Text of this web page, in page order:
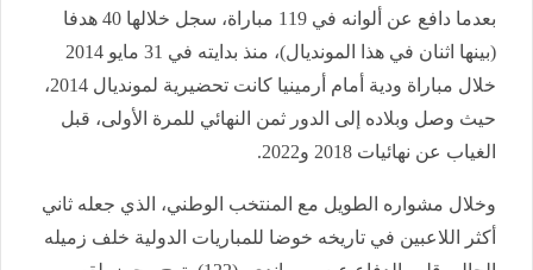
بعدما دافع عن ألوانه في 119 مباراة، سجل خلالها 40 هدفا
(بينها اثنان في هذا المونديال)، منذ بدايته في 31 مايو 2014
خلال مباراة ودية أمام أرمينيا كانت تحضيرية لمونديال 2014،
حيث وصل وبلاده إلى الدور ثمن النهائي للمرة الأولى، قبل
الغياب عن نهائيات 2018 و2022.
وخلال مشواره الطويل مع المنتخب الوطني، الذي جعله ثاني
أكثر اللاعبين في تاريخه خوضا للمباريات الدولية خلف زميله